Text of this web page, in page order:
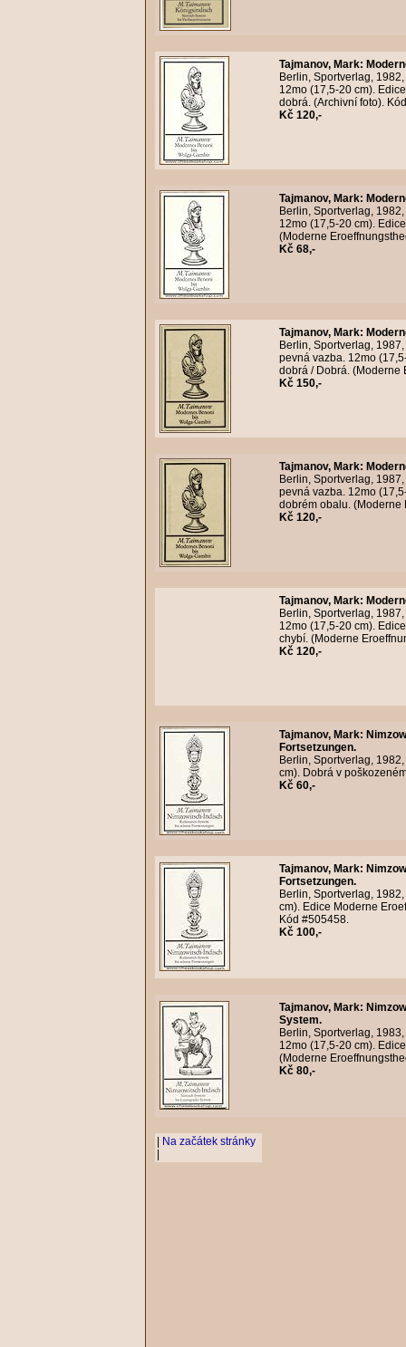
Tajmanov, Mark:
Berlin, Sportverlag,
12mo (17,5-20 cm).
dobrá. (Archivní foto).
Kč 120,-
Tajmanov, Mark:
Berlin, Sportverlag,
12mo (17,5-20 cm).
(Moderne
Kč 68,-
Tajmanov, Mark:
Berlin, Sportverlag,
pevná vazba. 12mo
dobrá / Dobrá. (Moderne
Kč 150,-
Tajmanov, Mark:
Berlin, Sportverlag,
pevná vazba. 12mo
dobrém obalu. (Moderne
Kč 120,-
Tajmanov, Mark:
Berlin, Sportverlag,
12mo (17,5-20 cm).
chybí. (Moderne
Kč 120,-
Tajmanov, Mark:
Fortsetzungen.
Berlin, Sportverlag,
cm). Dobrá v
Kč 60,-
Tajmanov, Mark:
Fortsetzungen.
Berlin, Sportverlag,
cm). Edice Moderne
Kód #505458.
Kč 100,-
Tajmanov, Mark:
System.
Berlin, Sportverlag,
12mo (17,5-20 cm).
(Moderne
Kč 80,-
Na začátek stránky